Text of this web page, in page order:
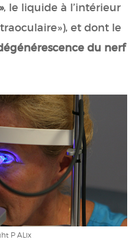
, le liquide à l’intérieur
et dont le
du nerf
P ALix